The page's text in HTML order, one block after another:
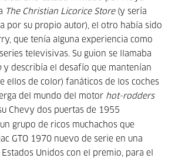
The Christian Licorice Store(y sería
por su propio autor), el otro había sido
que tenía alguna experiencia como
televisivas. Su guion se llamaba
y describía el desafío que mantenían
ellos de color) fanáticos de los coches
del mundo del motor hot-rodders
Chevy dos puertas de 1955
grupo de ricos muchachos que
GTO 1970 nuevo de serie en una
Unidos con el premio, para el